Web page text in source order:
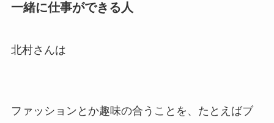
一緒に仕事ができる人
北村さんは
ファッションとか趣味の合うことを、たとえばブ